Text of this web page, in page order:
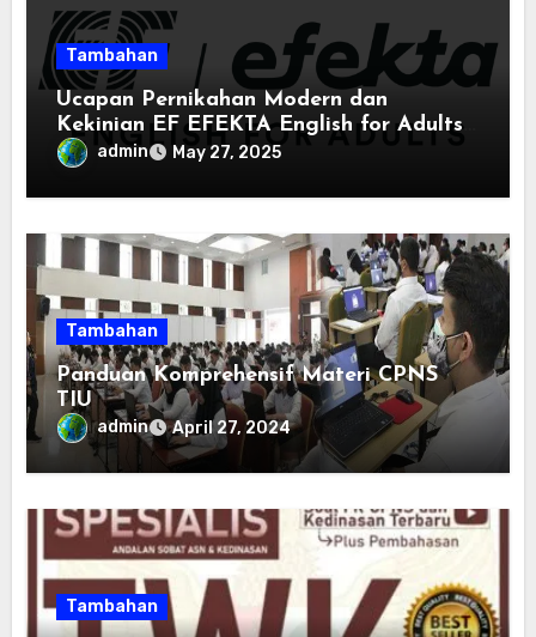
Tambahan
Ucapan Pernikahan Modern dan
Kekinian EF EFEKTA English for Adults:
Inspirasi Kata-kata yang Bikin Momen
Spesial Semakin Berarti
admin May 27, 2025
Tambahan
Panduan Komprehensif Materi CPNS
TIU
admin April 27, 2024
Tambahan